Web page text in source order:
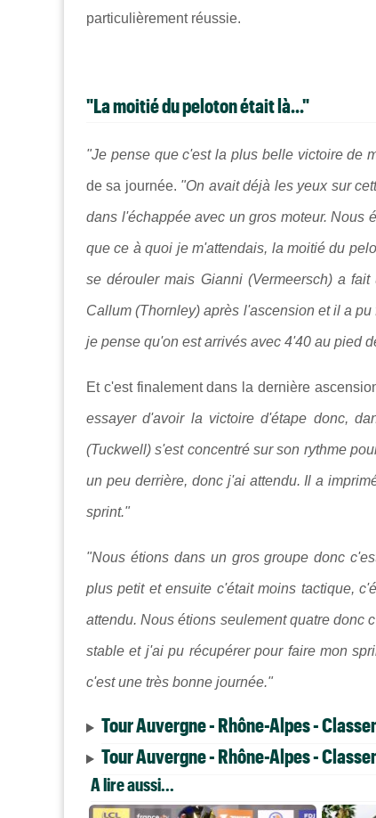
particulièrement réussie.
"La moitié du peloton était là..."
"Je pense que c'est la plus belle victoire de
de sa journée. "On avait déjà les yeux sur
dans l'échappée avec un gros moteur. Nous
que ce à quoi je m'attendais, la moitié du
se dérouler mais Gianni (Vermeersch) a
Callum (Thornley) après l'ascension et il a
je pense qu'on est arrivés avec 4'40 au pied
Et c'est finalement dans la dernière
essayer d'avoir la victoire d'étape donc,
(Tuckwell) s'est concentré sur son rythme
un peu derrière, donc j'ai attendu. Il a
sprint."
"Nous étions dans un gros groupe donc
plus petit et ensuite c'était moins tactique,
attendu. Nous étions seulement quatre donc
stable et j'ai pu récupérer pour faire mon
c'est une très bonne journée."
Tour Auvergne - Rhône-Alpes -
Tour Auvergne - Rhône-Alpes -
A lire aussi...